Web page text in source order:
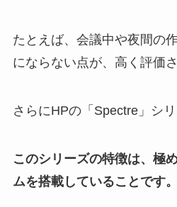
たとえば、会議中や夜間の
にならない点が、高く評価
さらにHPの「Spectre」シ
このシリーズの特徴は、極
ムを搭載していることです。